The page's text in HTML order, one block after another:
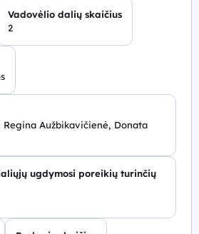
Vadovėlio dalių skaičius
2
Regina Aužbikavičienė, Donata
ugdymosi poreikių turinčių